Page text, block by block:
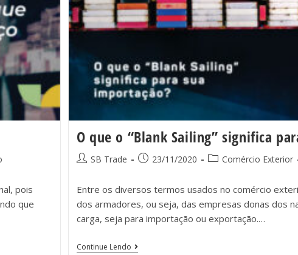
pois
que
O que o “Blank Sailing” significa
SB Trade 23/11/2020 Comércio Exterior
Entre os diversos termos usados no comércio
dos armadores, ou seja, das empresas donas dos
carga, seja para importação ou exportação.…
Continue Lendo